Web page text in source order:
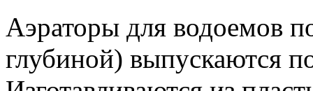
Аэраторы для водоемов
глубиной) выпускаются